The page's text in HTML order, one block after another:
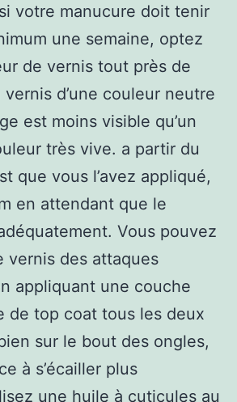
votre manucure doit tenir
une semaine, optez
de vernis tout près de
d’une couleur neutre
est moins visible qu’un
très vive. a partir du
que vous l’avez appliqué,
en attendant que le
Vous pouvez
vernis des attaques
appliquant une couche
de top coat tous les deux
sur le bout des ongles,
à s’écailler plus
une huile à cuticules au